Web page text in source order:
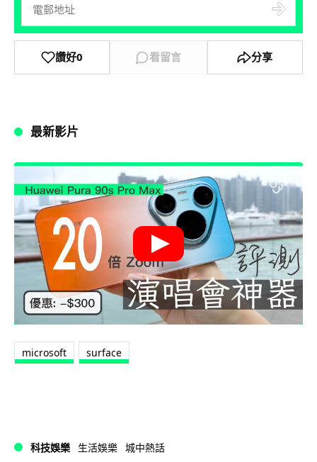
讚好0 看留言 分享
最新影片
microsoft surface
科技娛樂 生活娛樂 城中熱話